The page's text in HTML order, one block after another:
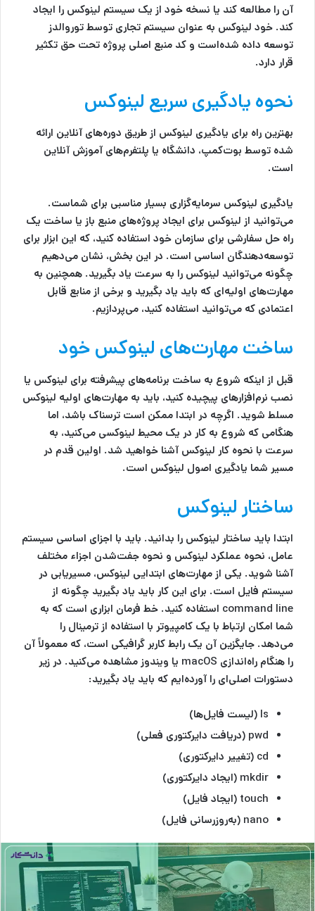
آن را مطالعه کند یا نسخه خود از یک سیستم لینوکس را ایجاد
کند. خود لینوکس به عنوان سیستم تجاری توسط توروالدز
توسعه داده شده‌است و کد منبع اصلی پروژه تحت حق تکثیر
قرار دارد.
نحوه یادگیری سریع لینوکس
بهترین راه برای یادگیری لینوکس از طریق دوره‌های آنلاین ارائه
شده توسط بوت‌کمپ، دانشگاه یا پلتفرم‌های آموزش آنلاین
است.
یادگیری لینوکس سرمایه‌گزاری بسیار مناسبی برای شماست.
می‌توانید از لینوکس برای ایجاد پروژه‌های منبع باز یا ساخت یک
راه حل سفارشی برای سازمان خود استفاده کنید، که این ابزار برای
توسعه‌دهندگان اساسی است. در این بخش، نشان می‌دهیم
چگونه می‌توانید لینوکس را به سرعت یاد بگیرید. همچنین به
مهارت‌های اولیه‌ای که باید یاد بگیرید و برخی از منابع قابل
اعتمادی که می‌توانید استفاده کنید، می‌پردازیم.
ساخت مهارت‌های لینوکس خود
قبل از اینکه شروع به ساخت برنامه‌های پیشرفته برای لینوکس یا
نصب نرم‌افزارهای پیچیده کنید، باید به مهارت‌های اولیه لینوکس
مسلط شوید. اگرچه در ابتدا ممکن است ترسناک باشد، اما
هنگامی که شروع به کار در یک محیط لینوکسی می‌کنید، به
سرعت با نحوه کار لینوکس آشنا خواهید شد. اولین قدم در
مسیر شما یادگیری اصول لینوکس است.
ساختار لینوکس
ابتدا باید ساختار لینوکس را بدانید. باید با اجزای اساسی سیستم
عامل، نحوه عملکرد لینوکس و نحوه جفت‌شدن اجزاء مختلف
آشنا شوید. یکی از مهارت‌های ابتدایی لینوکس، مسیریابی در
سیستم فایل است. برای این کار باید یاد بگیرید چگونه از
command line استفاده کنید. خط فرمان ابزاری است که به
شما امکان ارتباط با یک کامپیوتر با استفاده از ترمینال را
می‌دهد. جایگزین آن یک رابط کاربر گرافیکی است، که معمولاً آن
را هنگام راه‌اندازی macOS یا ویندوز مشاهده می‌کنید. در زیر
دستورات اصلی‌ای را آورده‌ایم که باید یاد بگیرید:
ls (لیست فایل‌ها)
pwd (دریافت دایرکتوری فعلی)
cd (تغییر دایرکتوری)
mkdir (ایجاد دایرکتوری)
touch (ایجاد فایل)
nano (به‌روزرسانی فایل)